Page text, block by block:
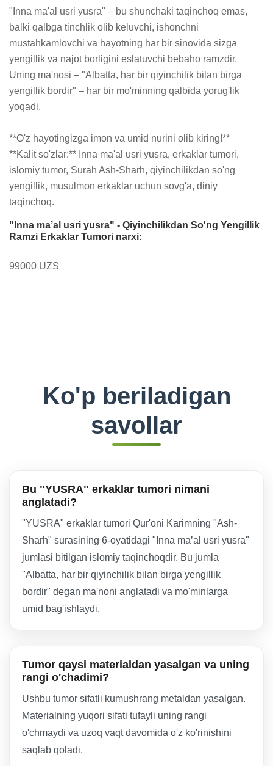
"Inna ma'al usri yusra" – bu shunchaki taqinchoq emas,
balki qalbga tinchlik olib keluvchi, ishonchni
mustahkamlovchi va hayotning har bir sinovida sizga
yengillik va najot borligini eslatuvchi bebaho ramzdir.
Uning ma'nosi – "Albatta, har bir qiyinchilik bilan birga
yengillik bordir" – har bir mo'minning qalbida yorug'lik
yoqadi.
**O'z hayotingizga imon va umid nurini olib kiring!**
**Kalit so'zlar:** Inna ma'al usri yusra, erkaklar tumori,
islomiy tumor, Surah Ash-Sharh, qiyinchilikdan so'ng
yengillik, musulmon erkaklar uchun sovg'a, diniy
taqinchoq.
"Inna ma’al usri yusra" - Qiyinchilikdan So'ng Yengillik
Ramzi Erkaklar Tumori narxi:
99000 UZS
Ko'p beriladigan
savollar
Bu "YUSRA" erkaklar tumori nimani
anglatadi?
"YUSRA" erkaklar tumori Qur'oni Karimning "Ash-
Sharh" surasining 6-oyatidagi "Inna ma’al usri yusra"
jumlasi bitilgan islomiy taqinchoqdir. Bu jumla
"Albatta, har bir qiyinchilik bilan birga yengillik
bordir" degan ma'noni anglatadi va mo'minlarga
umid bag'ishlaydi.
Tumor qaysi materialdan yasalgan va uning
rangi o'chadimi?
Ushbu tumor sifatli kumushrang metaldan yasalgan.
Materialning yuqori sifati tufayli uning rangi
o'chmaydi va uzoq vaqt davomida o'z ko'rinishini
saqlab qoladi.